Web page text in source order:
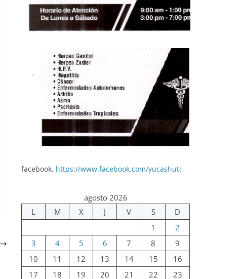
facebook. https://www.facebook.com/yucashuti
agosto 2026
L
M X J V S
D
1
2
3
4 5 6 7 8
9
10
11 12 13 14 15
16
17
18 19 20 21 22
23